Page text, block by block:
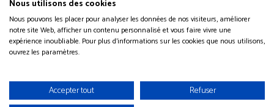
Obtenir un devis
© 2019-2026 Shootnbox | Tous droits réservés |
Nous utilisons des cookies
Nous pouvons les placer pour analyser les données de nos visiteurs, améliorer
notre site Web, afficher un contenu personnalisé et vous faire vivre une
expérience inoubliable. Pour plus d'informations sur les cookies que nous utilisons,
ouvrez les paramètres.
Accepter tout Refuser